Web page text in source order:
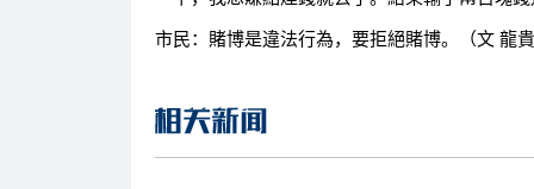
市民：賭博是違法行為，要拒絕賭博。（文 龍